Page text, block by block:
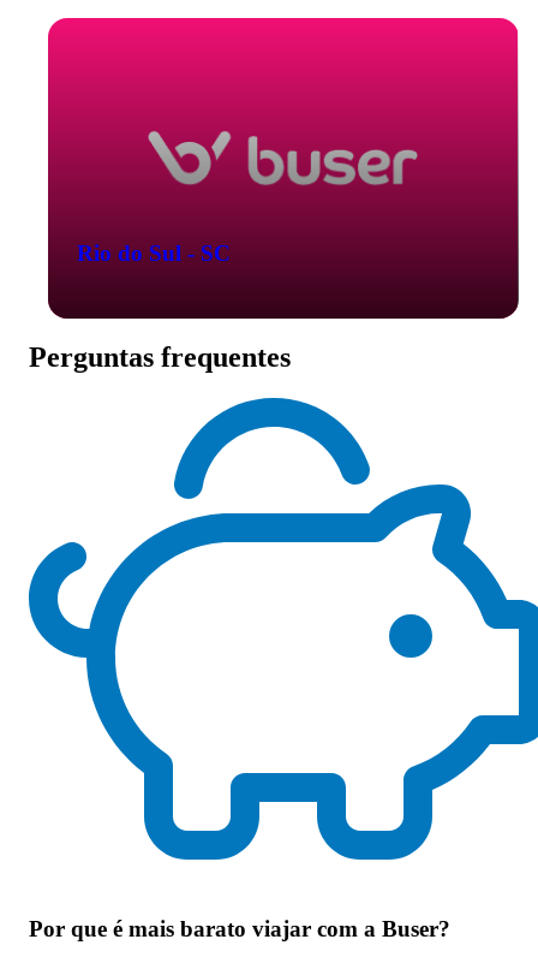
Rio do Sul - SC
Perguntas frequentes
Por que é mais barato viajar com a Buser?